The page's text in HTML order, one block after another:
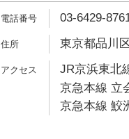
03-6429-
東京都品川
JR京浜東北
京急本線 立
京急本線 鮫